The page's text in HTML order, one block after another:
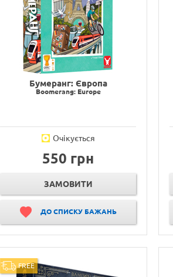
Бумеранг: Європа
Boomerang: Europe
Очікується
550 грн
ЗАМОВИТИ
ДО СПИСКУ БАЖАНЬ
FREE